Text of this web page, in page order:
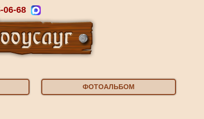
06-68
ФОТОАЛЬБОМ